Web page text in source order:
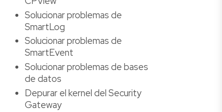
Solucionar problemas de
SmartLog
Solucionar problemas de
SmartEvent
Solucionar problemas de bases
de datos
Depurar el kernel del Security
Gateway